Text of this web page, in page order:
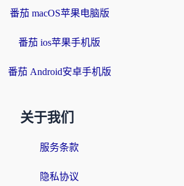
番茄 macOS苹果电脑版
番茄 ios苹果手机版
番茄 Android安卓手机版
关于我们
服务条款
隐私协议